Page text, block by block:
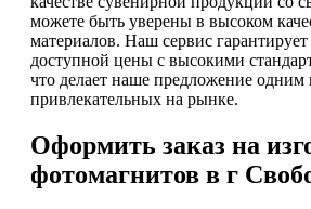
можете быть уверены в высоком
материалов. Наш сервис гарантирует
доступной цены с высокими
что делает наше предложение одним
привлекательных на рынке.
Оформить заказ на
фотомагнитов в г